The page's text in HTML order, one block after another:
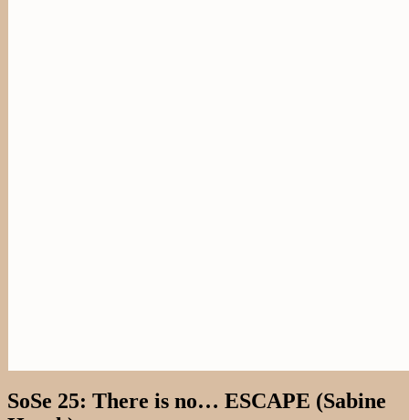
SoSe 25: There is no… ESCAPE (Sabine